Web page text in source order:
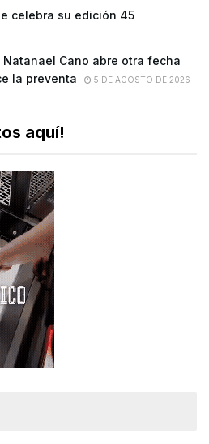
celebra su edición 45
Cano abre otra fecha
la preventa
5 DE AGOSTO DE 2026
aquí!